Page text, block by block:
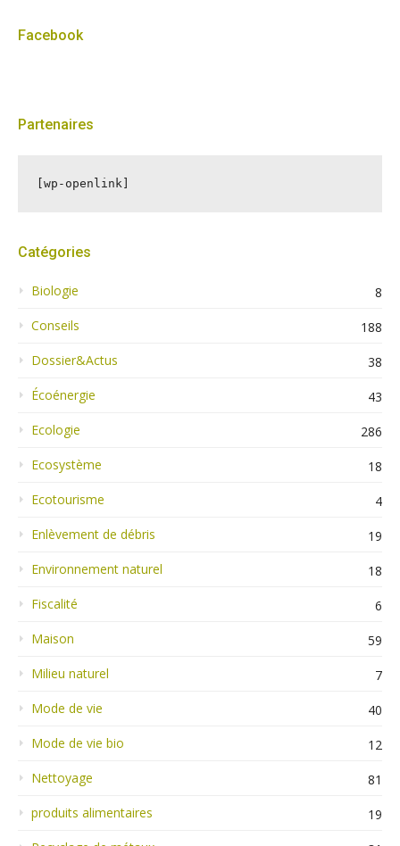
Facebook
Partenaires
[wp-openlink]
Catégories
Biologie
8
Conseils
188
Dossier&Actus
38
Écoénergie
43
Ecologie
286
Ecosystème
18
Ecotourisme
4
Enlèvement de débris
19
Environnement naturel
18
Fiscalité
6
Maison
59
Milieu naturel
7
Mode de vie
40
Mode de vie bio
12
Nettoyage
81
produits alimentaires
19